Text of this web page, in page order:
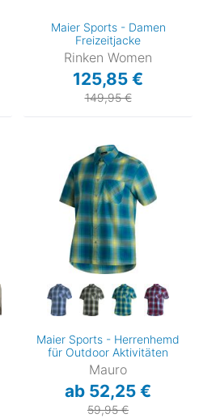
Maier Sports - Damen
Freizeitjacke
Rinken Women
125,85 €
149,95 €
Maier Sports - Herrenhemd
für Outdoor Aktivitäten
Mauro
ab 52,25 €
59,95 €